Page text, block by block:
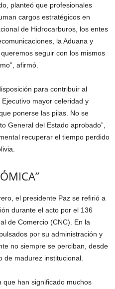
planteó que profesionales
cargos estratégicos en
de Hidrocarburos, los entes
la Aduana y
seguir con los mismos
afirmó.
para contribuir al
mayor celeridad y
ponerse las pilas. No se
General del Estado aprobado”,
recuperar el tiempo perdido
el presidente Paz se refirió a
durante el acto por el 136
de Comercio (CNC). En la
por su administración y
no siempre se perciban, desde
de madurez institucional.
que han significado muchos